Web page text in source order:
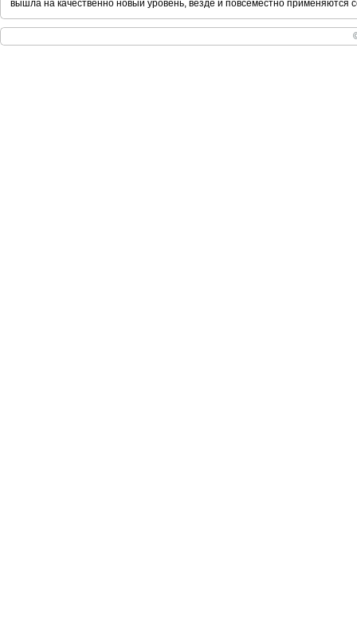
вышла на качественно новый уровень, везде и повсеместно